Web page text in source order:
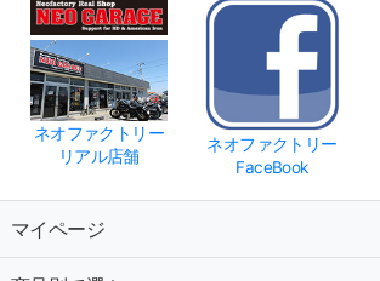
ネオファクトリー
リアル店舗
ネオファクトリー
FaceBook
マイページ